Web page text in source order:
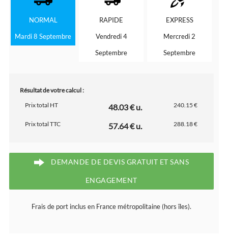
NORMAL
Mardi 8 Septembre
RAPIDE
Vendredi 4
Septembre
EXPRESS
Mercredi 2
Septembre
Résultat de votre calcul :
Prix total HT
48.03 € u. 240.15 €
Prix total TTC 57.64 € u. 288.18 €
DEMANDE DE DEVIS GRATUIT ET SANS
ENGAGEMENT
Frais de port inclus en France métropolitaine (hors îles).